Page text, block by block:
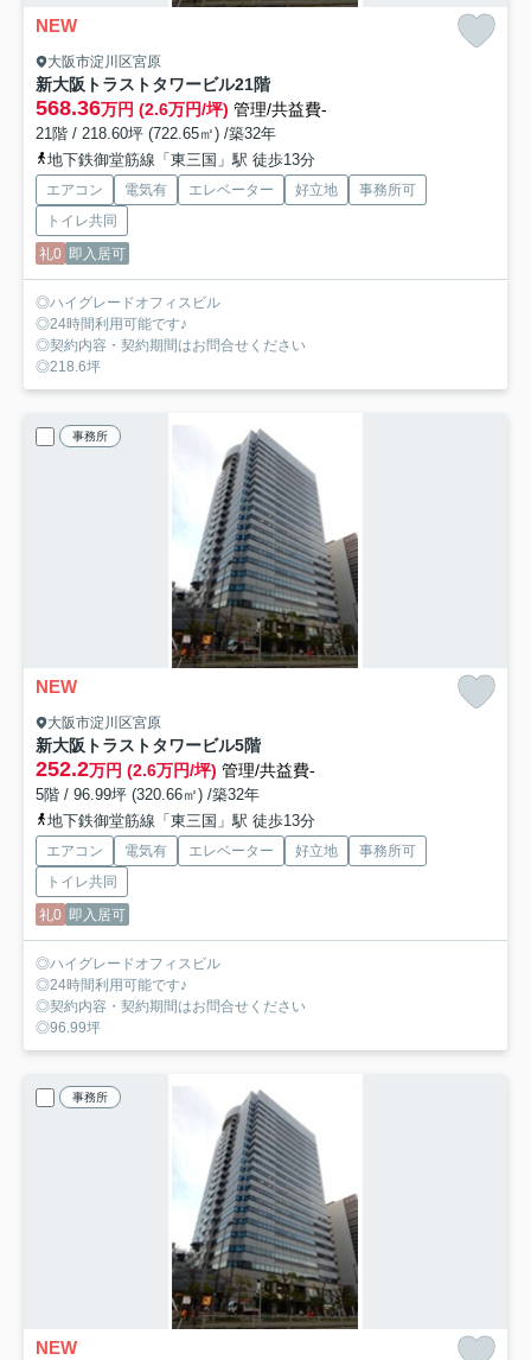
NEW
大阪市淀川区宮原
新大阪トラストタワービル21階
568.36万円 (2.6万円/坪) 管理/共益費-
21階 / 218.60坪 (722.65㎡) /築32年
地下鉄御堂筋線「東三国」駅 徒歩13分
エアコン 電気有 エレベーター 好立地
事務所可
トイレ共同
礼0 即入居可
◎ハイグレードオフィスビル
◎24時間利用可能です♪
◎契約内容・契約期間はお問合せください
◎218.6坪
事務所
NEW
大阪市淀川区宮原
新大阪トラストタワービル5階
252.2万円 (2.6万円/坪) 管理/共益費-
5階 / 96.99坪 (320.66㎡) /築32年
地下鉄御堂筋線「東三国」駅 徒歩13分
エアコン 電気有 エレベーター 好立地
事務所可
トイレ共同
礼0 即入居可
◎ハイグレードオフィスビル
◎24時間利用可能です♪
◎契約内容・契約期間はお問合せください
◎96.99坪
事務所
NEW